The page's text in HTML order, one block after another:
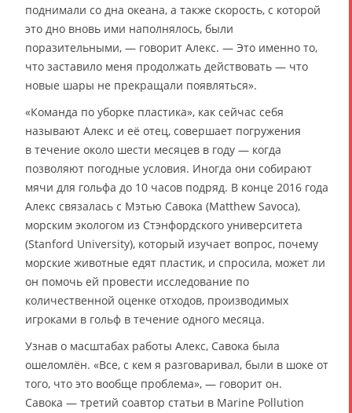
поднимали со дна океана, а также скорость, с которой
это дно вновь ими наполнялось, были
поразительными, — говорит Алекс. — Это именно то,
что заставило меня продолжать действовать — что
новые шары не прекращали появляться».
«Команда по уборке пластика», как сейчас себя
называют Алекс и её отец, совершает погружения
в течение около шести месяцев в году — когда
позволяют погодные условия. Иногда они собирают
мячи для гольфа до 10 часов подряд. В конце 2016 года
Алекс связалась с Мэтью Савока (Matthew Savoca),
морским экологом из Стэнфордского университета
(Stanford University), который изучает вопрос, почему
морские животные едят пластик, и спросила, может ли
он помочь ей провести исследование по
количественной оценке отходов, производимых
игроками в гольф в течение одного месяца.
Узнав о масштабах работы Алекс, Савока была
ошеломлён. «Все, с кем я разговаривал, были в шоке от
того, что это вообще проблема», — говорит он.
Савока — третий соавтор статьи в Marine Pollution